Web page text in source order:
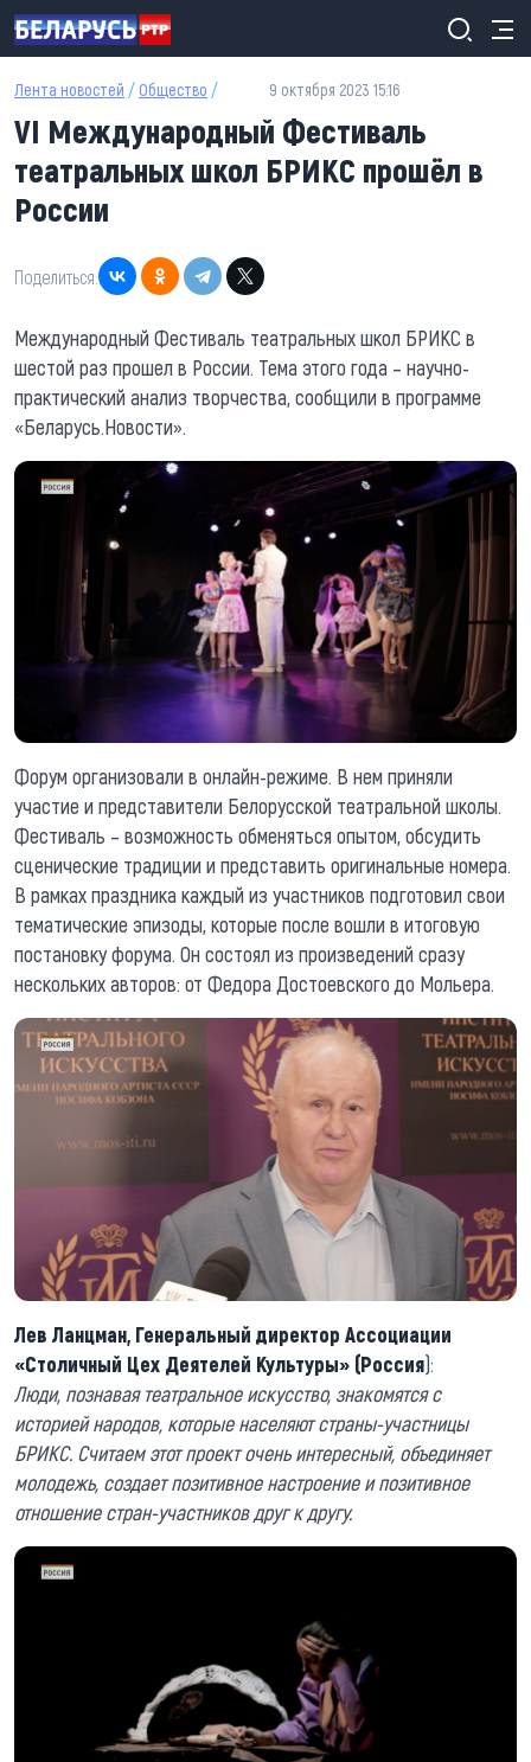
Перейти к основному содержанию
Лента новостей / Общество / 9 октября 2023 15:16
VI Международный Фестиваль
театральных школ БРИКС прошёл в
России
Поделиться:
Международный Фестиваль театральных школ БРИКС в
шестой раз прошел в России. Тема этого года – научно-
практический анализ творчества, сообщили в программе
«Беларусь.Новости».
Форум организовали в онлайн-режиме. В нем приняли
участие и представители Белорусской театральной школы.
Фестиваль – возможность обменяться опытом, обсудить
сценические традиции и представить оригинальные номера.
В рамках праздника каждый из участников подготовил свои
тематические эпизоды, которые после вошли в итоговую
постановку форума. Он состоял из произведений сразу
нескольких авторов: от Федора Достоевского до Мольера.
Лев Ланцман, Генеральный директор Ассоциации
«Столичный Цех Деятелей Культуры» (Россия):
Люди, познавая театральное искусство, знакомятся с
историей народов, которые населяют страны-участницы
БРИКС. Считаем этот проект очень интересный, объединяет
молодежь, создает позитивное настроение и позитивное
отношение стран-участников друг к другу.